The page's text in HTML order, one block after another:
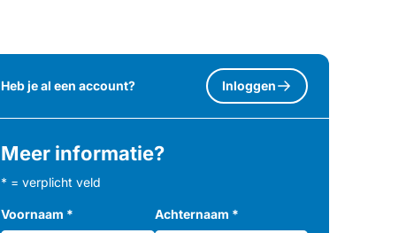
Heb je al een account? Inloggen
Meer informatie?
* = verplicht veld
Voornaam * Achternaam *